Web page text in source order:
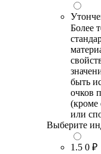
Более
быть
очков
(кроме
или
Выберите
1.5 0 ₽